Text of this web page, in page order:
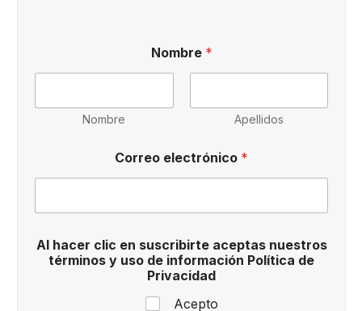
Nombre *
Nombre Apellidos
e
c
N
o
m
b
r
Correo electrónico *
Al hacer clic en suscribirte aceptas nuestros
términos y uso de información Política de
Privacidad
Acepto